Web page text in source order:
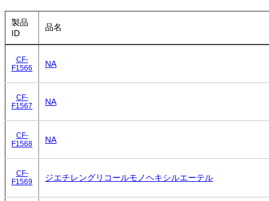
製品
ID
品名
CF-
F1566
NA
CF-
F1567
NA
CF-
F1568
NA
CF-
F1569
ジエチレングリコールモノヘキシルエーテル